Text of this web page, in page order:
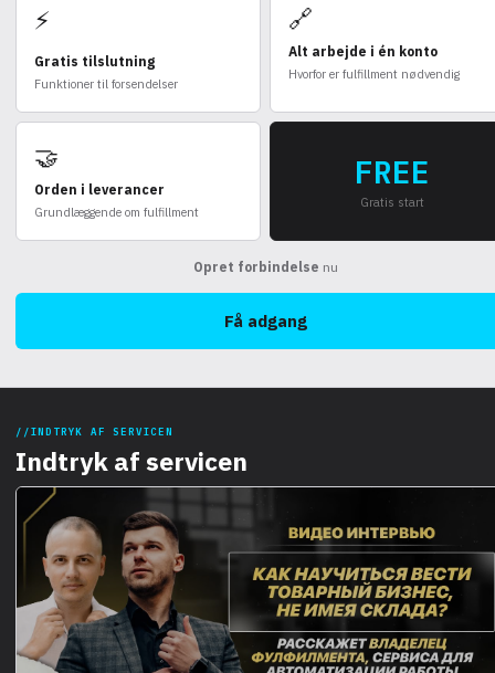
⚡
Gratis tilslutning
Funktioner til forsendelser
🔗
Alt arbejde i én konto
Hvorfor er fulfillment nødvendig
🤝
Orden i leverancer
Grundlæggende om fulfillment
FREE
Gratis start
Opret forbindelse nu
Få adgang
INDTRYK AF SERVICEN
Indtryk af servicen